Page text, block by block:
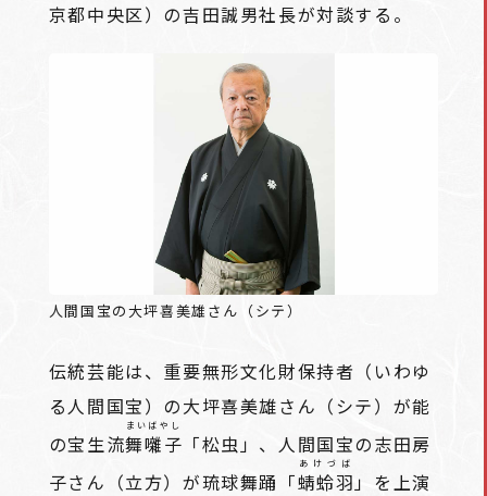
京都中央区）の吉田誠男社長が対談する。
人間国宝の大坪喜美雄さん（シテ）
伝統芸能は、重要無形文化財保持者（いわゆ
る人間国宝）の大坪喜美雄さん（シテ）が能
の宝生流舞囃子
まいばやし
「松虫」、人間国宝の志田房
子さん（立方）が琉球舞踊「蜻蛉羽
あけづば
」を上演